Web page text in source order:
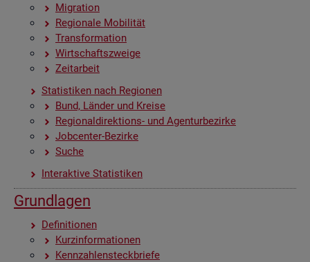
Mi­gra­ti­on
Re­gio­na­le Mo­bi­li­tät
Trans­for­ma­ti­on
Wirt­schafts­zwei­ge
Zeit­ar­beit
Sta­tis­ti­ken nach Re­gio­nen
Bund, Län­der und Krei­se
Re­gio­nal­di­rek­ti­ons- und Agen­tur­be­zir­ke
Job­cen­ter-Be­zir­ke
Suche
In­ter­ak­ti­ve Sta­tis­ti­ken
Grund­la­gen
De­fi­ni­tio­nen
Kurz­in­for­ma­tio­nen
Kenn­zah­len­steck­brie­fe